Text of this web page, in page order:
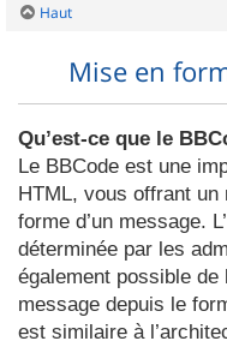
Haut
Mise en
Qu’est-ce que le
Le BBCode est une
HTML, vous offrant
forme d’un message.
déterminée par les
également possible
message depuis le
est similaire à